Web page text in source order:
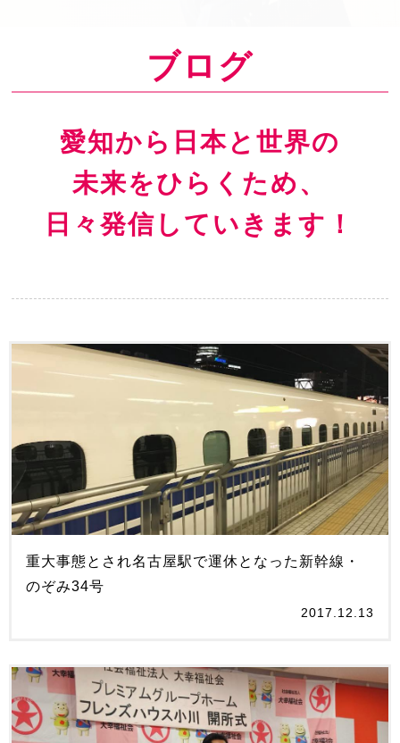
ブログ
愛知から日本と世界の
未来をひらくため、
日々発信していきます！
重大事態とされ名古屋駅で運休となった新幹線・
のぞみ34号
2017.12.13